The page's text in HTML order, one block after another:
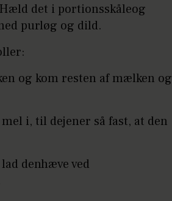
det i portionsskåleog
purløg og dild.
og kom resten af mælken og
i, til dejener så fast, at den
denhæve ved